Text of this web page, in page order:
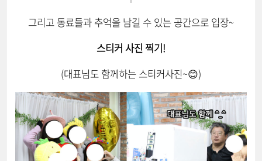
그리고 동료들과 추억을 남길 수 있는 공간으로 입장~
스티커 사진 찍기!
(대표님도 함께하는 스티커사진~😊)